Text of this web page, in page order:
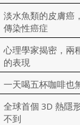
淡水魚類的皮膚癌
傳染性癌症
心理學家揭密，兩
的表現
一天喝五杯咖啡也
全球首個 3D 熱隱
不到